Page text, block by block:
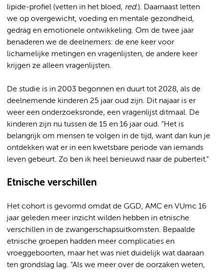
lipide-profiel (vetten in het bloed, red.). Daarnaast letten
we op overgewicht, voeding en mentale gezondheid,
gedrag en emotionele ontwikkeling. Om de twee jaar
benaderen we de deelnemers: de ene keer voor
lichamelijke metingen en vragenlijsten, de andere keer
krijgen ze alleen vragenlijsten.
De studie is in 2003 begonnen en duurt tot 2028, als de
deelnemende kinderen 25 jaar oud zijn. Dit najaar is er
weer een onderzoeksronde, een vragenlijst ditmaal. De
kinderen zijn nu tussen de 15 en 16 jaar oud. “Het is
belangrijk om mensen te volgen in de tijd, want dan kun je
ontdekken wat er in een kwetsbare periode van iemands
leven gebeurt. Zo ben ik heel benieuwd naar de puberteit.”
Etnische verschillen
Het cohort is gevormd omdat de GGD, AMC en VUmc 16
jaar geleden meer inzicht wilden hebben in etnische
verschillen in de zwangerschapsuitkomsten. Bepaalde
etnische groepen hadden meer complicaties en
vroeggeboorten, maar het was niet duidelijk wat daaraan
ten grondslag lag. “Als we meer over de oorzaken weten,